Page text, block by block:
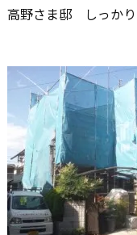
高野さま邸 しっかり